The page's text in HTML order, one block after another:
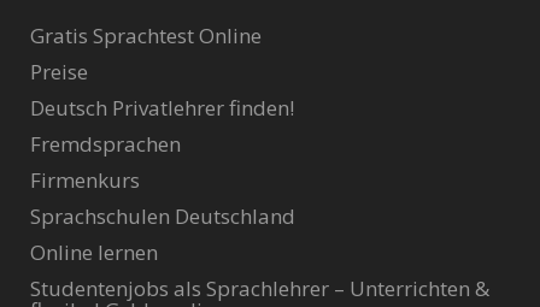
Gratis Sprachtest Online
Preise
Deutsch Privatlehrer finden!
Fremdsprachen
Firmenkurs
Sprachschulen Deutschland
Online lernen
Studentenjobs als Sprachlehrer – Unterrichten &